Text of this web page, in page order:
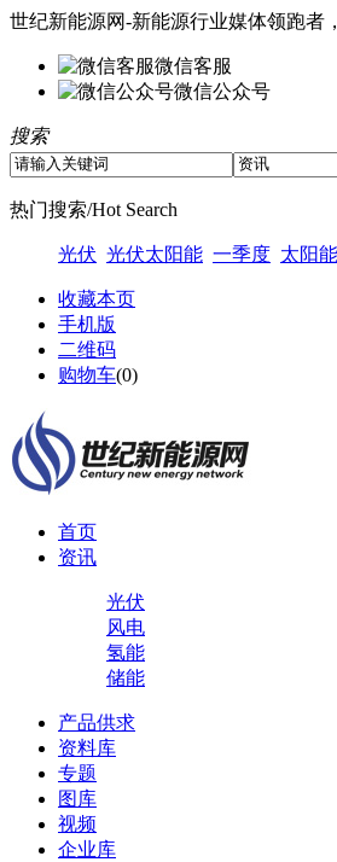
世纪新能源网-新能源行业媒体领跑者
微信客服
微信公众号
搜索
热门搜索/Hot Search
光伏 光伏太阳能 一季度 太阳能
收藏本页
手机版
二维码
购物车(0)
首页
资讯
光伏
风电
氢能
储能
产品供求
资料库
专题
图库
视频
企业库